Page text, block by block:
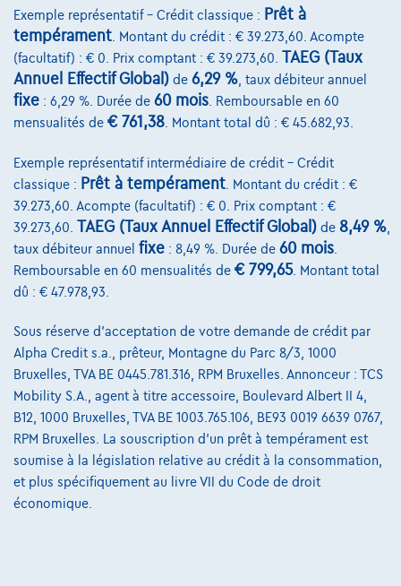
Ford F 150F150 LARIAT 2025
150 km
Essence Automatique 298 kW ( 406 CV )
€93.328 1 ✓ TVA déductible
€1.409,21 /mois
et une dernière mensualité de
€29.407,61
Découvrez l’exemple chiffré complet
Exemple représentatif – Crédit classique : Prêt à
tempérament . Montant du crédit : € 39.273,60. Acompte
(facultatif) : € 0. Prix comptant : € 39.273,60. TAEG (Taux
Annuel Effectif Global) de 6,29 % , taux débiteur annuel
fixe : 6,29 %. Durée de 60 mois . Remboursable en 60
mensualités de € 761,38 . Montant total dû : € 45.682,93.
Exemple représentatif intermédiaire de crédit – Crédit
classique : Prêt à tempérament . Montant du crédit : €
39.273,60. Acompte (facultatif) : € 0. Prix comptant : €
39.273,60. TAEG (Taux Annuel Effectif Global) de 8,49 %
taux débiteur annuel fixe : 8,49 %. Durée de 60 mois
Remboursable en 60 mensualités de € 799,65. Montant total
dû : € 47.978,93.
Sous réserve d'acceptation de votre demande de crédit par
Alpha Credit s.a., prêteur, Montagne du Parc 8/3, 1000
Bruxelles, TVA BE 0445.781.316, RPM Bruxelles. Annonceur : TCS
Mobility S.A., agent à titre accessoire, Boulevard Albert II 4,
B12, 1000 Bruxelles, TVA BE 1003.765.106, BE93 0019 6639 0767,
RPM Bruxelles. La souscription d'un prêt à tempérament est
soumise à la législation relative au crédit à la consommation,
et plus spécifiquement au livre VII du Code de droit
économique.